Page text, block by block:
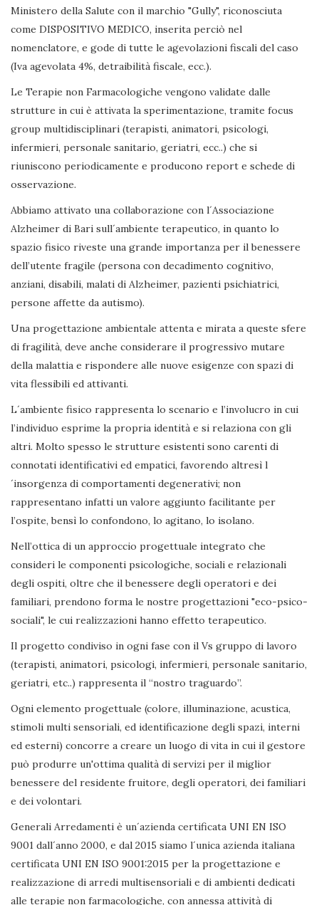
Ministero della Salute con il marchio "Gully", riconosciuta
come DISPOSITIVO MEDICO, inserita perciò nel
nomenclatore, e gode di tutte le agevolazioni fiscali del caso
(Iva agevolata 4%, detraibilità fiscale, ecc.).
Le Terapie non Farmacologiche vengono validate dalle
strutture in cui è attivata la sperimentazione, tramite focus
group multidisciplinari (terapisti, animatori, psicologi,
infermieri, personale sanitario, geriatri, ecc..) che si
riuniscono periodicamente e producono report e schede di
osservazione.
Abbiamo attivato una collaborazione con l´Associazione
Alzheimer di Bari sull´ambiente terapeutico, in quanto lo
spazio fisico riveste una grande importanza per il benessere
dell’utente fragile (persona con decadimento cognitivo,
anziani, disabili, malati di Alzheimer, pazienti psichiatrici,
persone affette da autismo).
Una progettazione ambientale attenta e mirata a queste sfere
di fragilità, deve anche considerare il progressivo mutare
della malattia e rispondere alle nuove esigenze con spazi di
vita flessibili ed attivanti.
L´ambiente fisico rappresenta lo scenario e l’involucro in cui
l’individuo esprime la propria identità e si relaziona con gli
altri. Molto spesso le strutture esistenti sono carenti di
connotati identificativi ed empatici, favorendo altresì l
´insorgenza di comportamenti degenerativi; non
rappresentano infatti un valore aggiunto facilitante per
l’ospite, bensì lo confondono, lo agitano, lo isolano.
Nell’ottica di un approccio progettuale integrato che
consideri le componenti psicologiche, sociali e relazionali
degli ospiti, oltre che il benessere degli operatori e dei
familiari, prendono forma le nostre progettazioni "eco-psico-
sociali", le cui realizzazioni hanno effetto terapeutico.
Il progetto condiviso in ogni fase con il Vs gruppo di lavoro
(terapisti, animatori, psicologi, infermieri, personale sanitario,
geriatri, etc..) rappresenta il “nostro traguardo”.
Ogni elemento progettuale (colore, illuminazione, acustica,
stimoli multi sensoriali, ed identificazione degli spazi, interni
ed esterni) concorre a creare un luogo di vita in cui il gestore
può produrre un'ottima qualità di servizi per il miglior
benessere del residente fruitore, degli operatori, dei familiari
e dei volontari.
Generali Arredamenti è un´azienda certificata UNI EN ISO
9001 dall´anno 2000, e dal 2015 siamo l´unica azienda italiana
certificata UNI EN ISO 9001:2015 per la progettazione e
realizzazione di arredi multisensoriali e di ambienti dedicati
alle terapie non farmacologiche, con annessa attività di